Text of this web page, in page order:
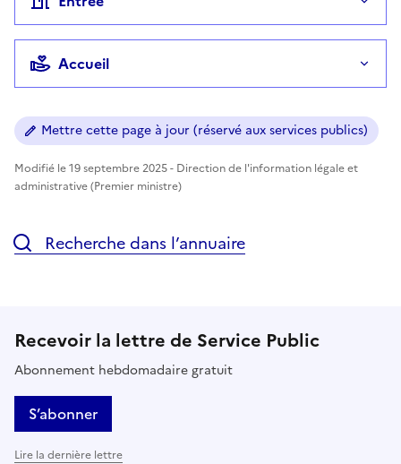
Accueil
Mettre cette page à jour (réservé aux services publics)
Modifié le 19 septembre 2025 - Direction de l'information légale et
administrative (Premier ministre)
Recherche dans l’annuaire
Recevoir la lettre de Service Public
Abonnement hebdomadaire gratuit
S’abonner
Lire la dernière lettre